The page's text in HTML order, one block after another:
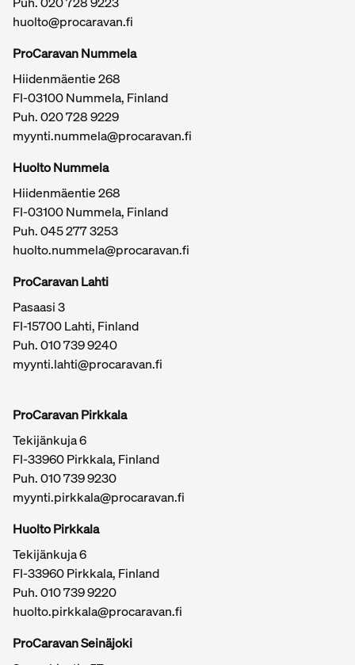
Tärkeitä linkkejä / sivukartta
huolto@procaravan.fi
ProCaravan Nummela
Hiidenmäentie 268
FI-03100 Nummela, Finland
Puh.020 728 9229
myynti.nummela@procaravan.fi
Huolto Nummela
Hiidenmäentie 268
FI-03100 Nummela, Finland
Puh. 045 277 3253
huolto.nummela@procaravan.fi
ProCaravan Lahti
Pasaasi 3
FI-15700 Lahti, Finland
Puh.010 739 9240
myynti.lahti@procaravan.fi
ProCaravan Pirkkala
Tekijänkuja 6
FI-33960 Pirkkala, Finland
Puh.010 739 9230
myynti.pirkkala@procaravan.fi
Huolto Pirkkala
Tekijänkuja 6
FI-33960 Pirkkala, Finland
Puh.010 739 9220
huolto.pirkkala@procaravan.fi
ProCaravan Seinäjoki